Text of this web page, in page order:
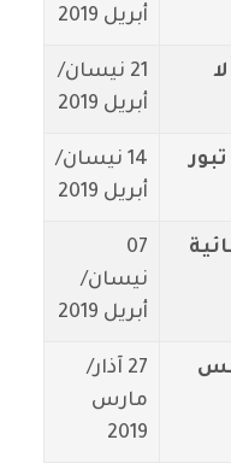
أبريل 2019
21 نيسان/
أبريل 2019
14 نيسان/
أبريل 2019
07
نيسان/
أبريل 2019
27 آذار/
مارس
2019